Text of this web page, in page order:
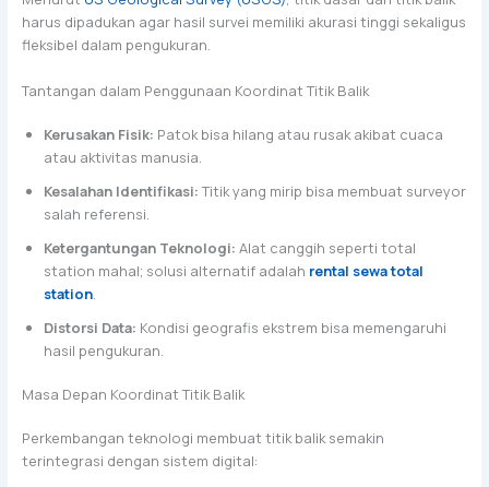
harus dipadukan agar hasil survei memiliki akurasi tinggi sekaligus
fleksibel dalam pengukuran.
Tantangan dalam Penggunaan Koordinat Titik Balik
Kerusakan Fisik: Patok bisa hilang atau rusak akibat cuaca
atau aktivitas manusia.
Kesalahan Identifikasi: Titik yang mirip bisa membuat surveyor
salah referensi.
Ketergantungan Teknologi: Alat canggih seperti total
station mahal; solusi alternatif adalah rental sewa total
station.
Distorsi Data: Kondisi geografis ekstrem bisa memengaruhi
hasil pengukuran.
Masa Depan Koordinat Titik Balik
Perkembangan teknologi membuat titik balik semakin
terintegrasi dengan sistem digital: